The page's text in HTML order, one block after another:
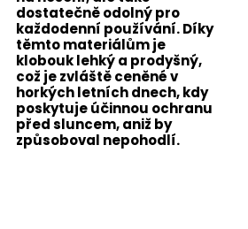
dostatečně odolný pro
každodenní používání. Díky
těmto materiálům je
klobouk lehký a prodyšný,
což je zvláště ceněné v
horkých letních dnech, kdy
poskytuje účinnou ochranu
před sluncem, aniž by
způsoboval nepohodlí.